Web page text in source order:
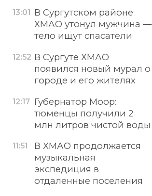
13:01
В Сургутском районе
ХМАО утонул мужчина —
тело ищут спасатели
12:52 В Сургуте ХМАО
появился новый мурал о
городе и его жителях
12:17 Губернатор Моор:
тюменцы получили 2
млн литров чистой воды
11:51
В ХМАО продолжается
музыкальная
экспедиция в
отдаленные поселения